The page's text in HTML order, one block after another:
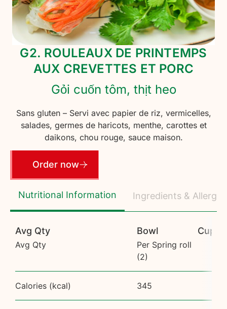
G2. ROULEAUX DE PRINTEMPS
AUX CREVETTES ET PORC
Gỏi cuốn tôm, thịt heo
Sans gluten – Servi avec papier de riz, vermicelles,
salades, germes de haricots, menthe, carottes et
daikons, chou rouge, sauce maison.
Order now
Nutritional Information Ingredients &
Avg Qty Bowl Cup
Avg Qty
Per Spring roll
(2)
Calories (kcal) 345